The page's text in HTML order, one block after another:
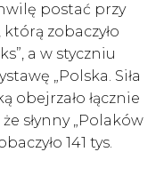
postać przy
zobaczyło
a w styczniu
„Polska. Siła
obejrzało łącznie
słynny „Polaków
141 tys.